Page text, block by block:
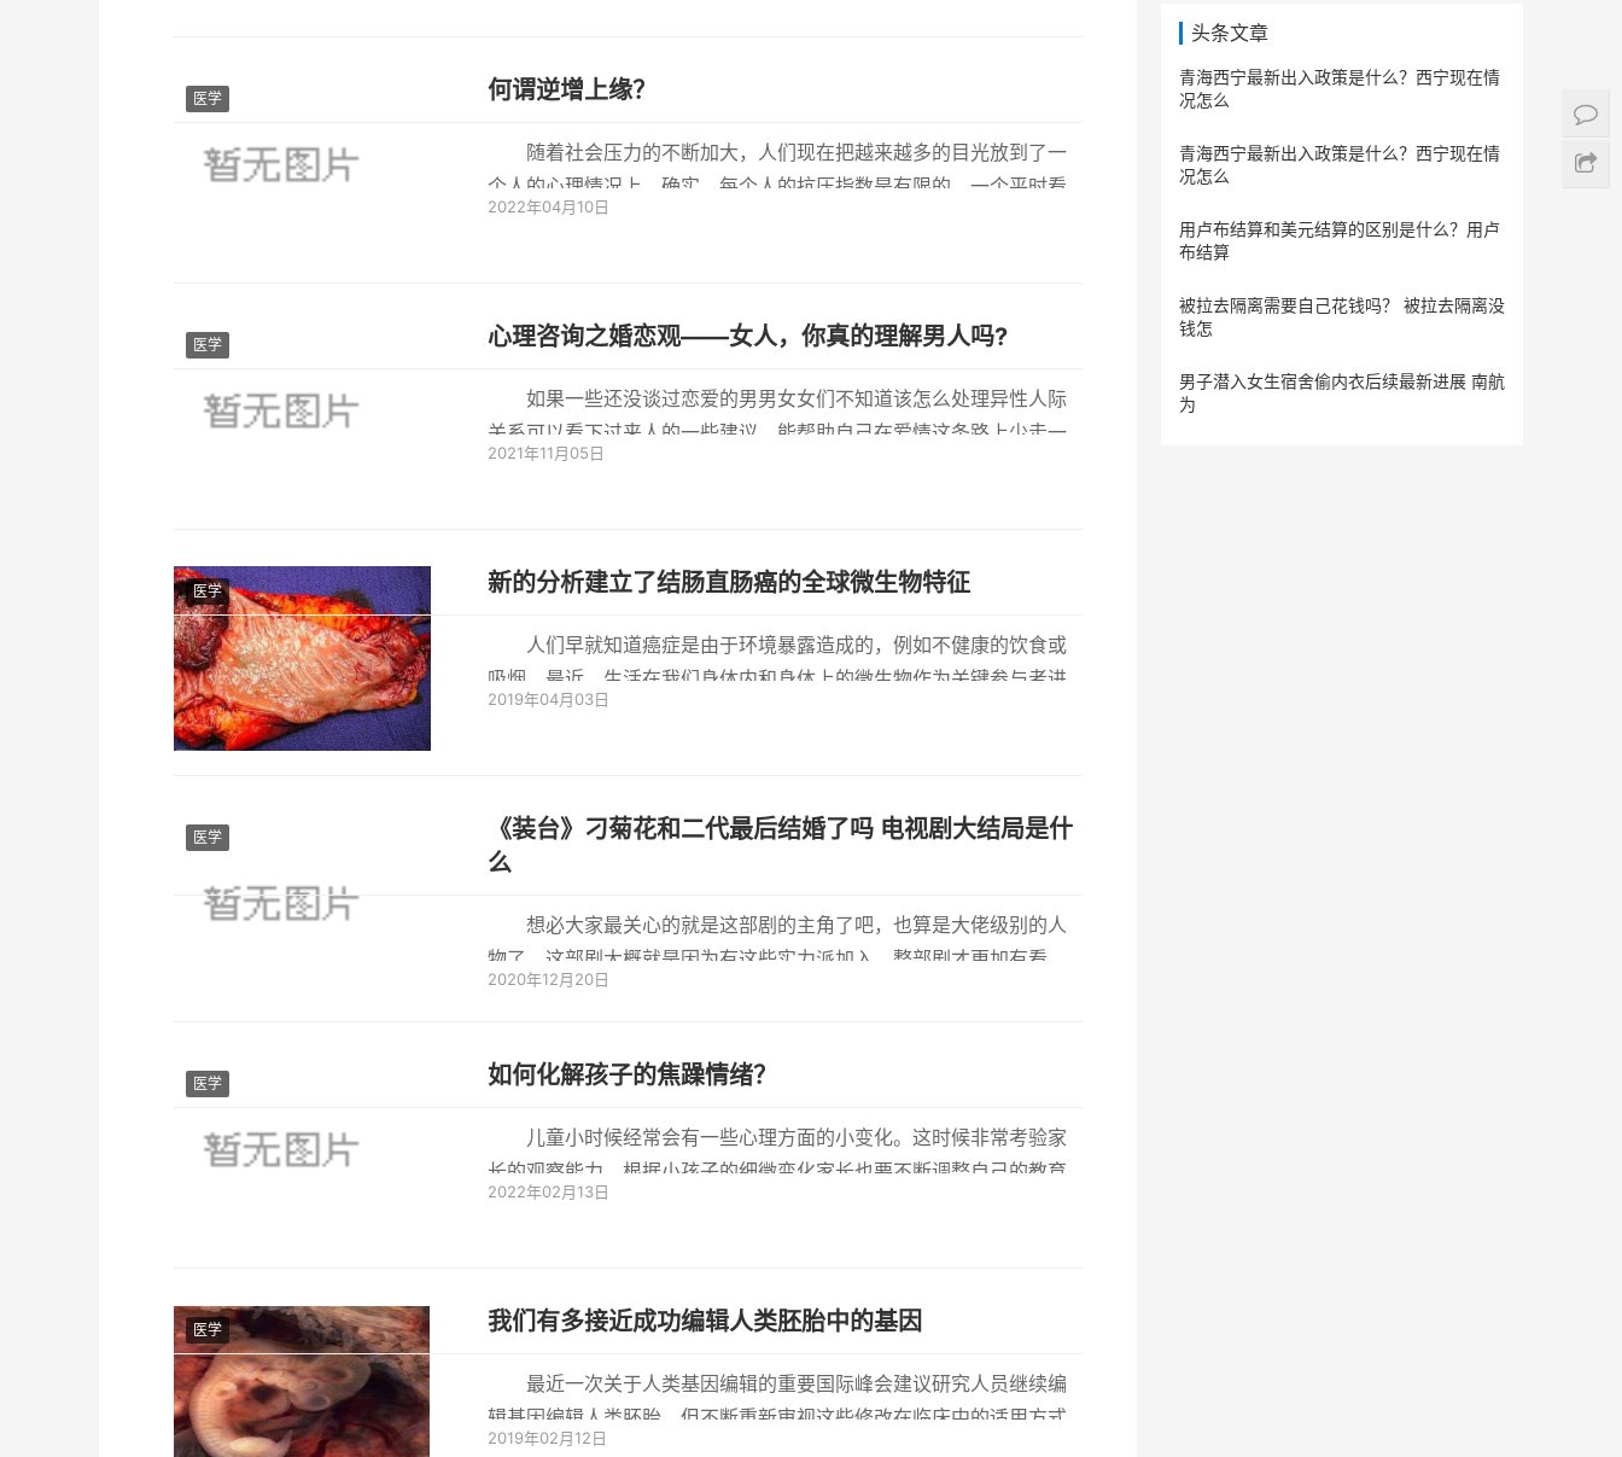
医学 何谓逆增上缘？
随着社会压力的不断加大，人们现在把越来越多的目光放到了一
个人的心理情况上。确实，每个人的抗压指数是有限的，一个平时看
着正常的人...
2022年04月10日
医学 心理咨询之婚恋观——女人，你真的理解男人吗?
如果一些还没谈过恋爱的男男女女们不知道该怎么处理异性人际
关系可以看下过来人的一些建议，能帮助自己在爱情这条路上少走一
些弯路。女...
2021年11月05日
医学 新的分析建立了结肠直肠癌的全球微生物特征
人们早就知道癌症是由于环境暴露造成的，例如不健康的饮食或
吸烟。最近，生活在我们身体内和身体上的微生物作为关键参与者进
入了舞台：...
2019年04月03日
医学
《装台》刁菊花和二代最后结婚了吗 电视剧大结局是什
么
想必大家最关心的就是这部剧的主角了吧，也算是大佬级别的人
物了，这部剧大概就是因为有这些实力派加入，整部剧才更加有看
头，才能让剧...
2020年12月20日
医学 如何化解孩子的焦躁情绪？
儿童小时候经常会有一些心理方面的小变化。这时候非常考验家
长的观察能力。根据小孩子的细微变化家长也要不断调整自己的教育
模式和方法...
2022年02月13日
医学 我们有多接近成功编辑人类胚胎中的基因
最近一次关于人类基因编辑的重要国际峰会建议研究人员继续编
辑基因编辑人类胚胎，但不断重新审视这些修改在临床中的适用方式
和时间。在...
2019年02月12日
头条文章
青海西宁最新出入政策是什么？西宁现在情
况怎么
青海西宁最新出入政策是什么？西宁现在情
况怎么
用卢布结算和美元结算的区别是什么？用卢
布结算
被拉去隔离需要自己花钱吗？ 被拉去隔离没
钱怎
男子潜入女生宿舍偷内衣后续最新进展 南航
为